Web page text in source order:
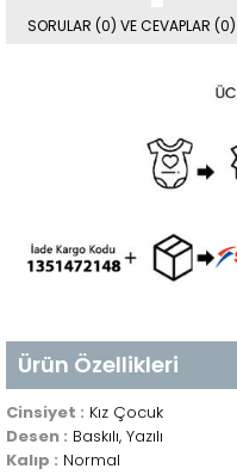
SORULAR (0) VE CEVAPLAR (0)
Ürün Özellikleri
Cinsiyet : Kız Çocuk
Desen : Baskılı, Yazılı
Kalıp : Normal